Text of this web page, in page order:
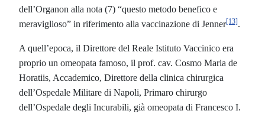
dell’Organon alla nota (7) “questo metodo benefico e
meraviglioso” in riferimento alla vaccinazione di Jenner[13].
A quell’epoca, il Direttore del Reale Istituto Vaccinico era
proprio un omeopata famoso, il prof. cav. Cosmo Maria de
Horatiis, Accademico, Direttore della clinica chirurgica
dell’Ospedale Militare di Napoli, Primaro chirurgo
dell’Ospedale degli Incurabili, già omeopata di Francesco I.